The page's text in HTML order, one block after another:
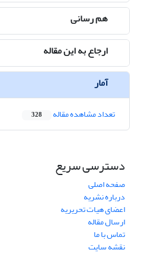
هم رسانی
ارجاع به این مقاله
آمار
تعداد مشاهده مقاله 328
دسترسی سریع
صفحه اصلی
درباره نشریه
اعضای هیات تحریریه
ارسال مقاله
تماس با ما
نقشه سایت